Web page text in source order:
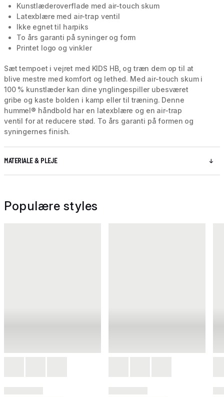
Kunstlæderoverflade med air-touch skum
Latexblære med air-trap ventil
Ikke egnet til harpiks
To års garanti på syninger og form
Printet logo og vinkler
Sæt tempoet i vejret med KIDS HB, og træn dem op til at
blive mestre med komfort og lethed. Med air-touch skum i
100 % kunstlæder kan dine ynglingespiller ubesværet
gribe og kaste bolden i kamp eller til træning. Denne
hummel® håndbold har en latexblære og en air-trap
ventil for at reducere stød. To års garanti på formen og
syningernes finish.
MATERIALE & PLEJE
Populære styles